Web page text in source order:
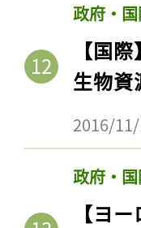
政府・
【国
生物資
2016/
政府・
【ヨ